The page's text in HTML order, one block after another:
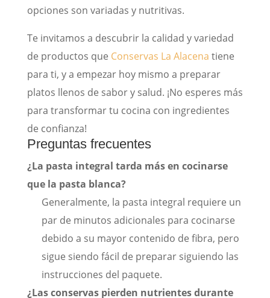
opciones son variadas y nutritivas.
Te invitamos a descubrir la calidad y variedad
de productos que Conservas La Alacena tiene
para ti, y a empezar hoy mismo a preparar
platos llenos de sabor y salud. ¡No esperes más
para transformar tu cocina con ingredientes
de confianza!
Preguntas frecuentes
¿La pasta integral tarda más en cocinarse
que la pasta blanca?
Generalmente, la pasta integral requiere un
par de minutos adicionales para cocinarse
debido a su mayor contenido de fibra, pero
sigue siendo fácil de preparar siguiendo las
instrucciones del paquete.
¿Las conservas pierden nutrientes durante